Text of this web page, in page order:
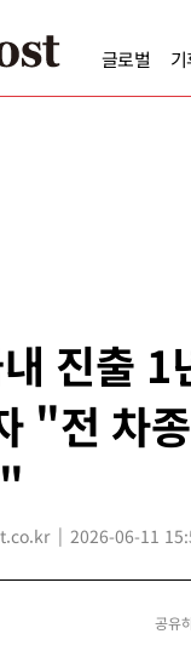
글로벌
진출 1
"전 차
2026-06-11
공유